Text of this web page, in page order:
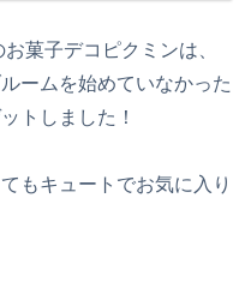
菓子デコピクミンは、
ームを始めていなかった
トしました！
てもキュートでお気に入り